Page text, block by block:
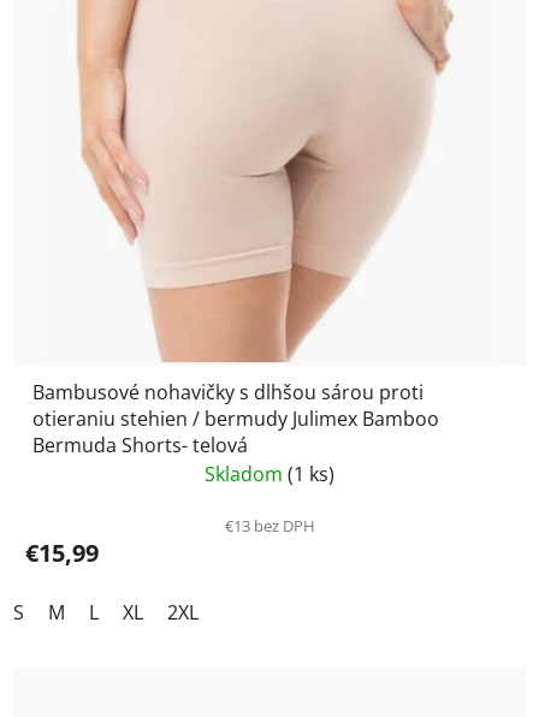
Bambusové nohavičky s dlhšou sárou proti
otieraniu stehien / bermudy Julimex Bamboo
Bermuda Shorts- telová
Skladom (1 ks)
€13 bez DPH
€15,99
S M L XL 2XL